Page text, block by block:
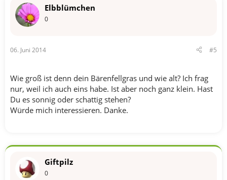
Elbblümchen
0
06. Juni 2014 #5
Wie groß ist denn dein Bärenfellgras und wie alt? Ich frag
nur, weil ich auch eins habe. Ist aber noch ganz klein. Hast
Du es sonnig oder schattig stehen?
Würde mich interessieren. Danke.
Giftpilz
0